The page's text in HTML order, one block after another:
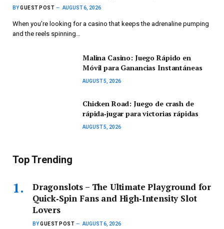
BYGUEST POST AUGUST 6, 2026
When you’re looking for a casino that keeps the adrenaline pumping
and the reels spinning…
Malina Casino: Juego Rápido en
Móvil para Ganancias Instantáneas
AUGUST 5, 2026
Chicken Road: Juego de crash de
rápida‑jugar para victorias rápidas
AUGUST 5, 2026
Top Trending
Dragonslots – The Ultimate Playground for
Quick‑Spin Fans and High‑Intensity Slot
Lovers
BYGUEST POST AUGUST 6, 2026